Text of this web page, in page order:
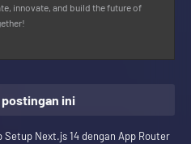
innovate, and build the future of
ini
Setup Next.js 14 dengan App Router